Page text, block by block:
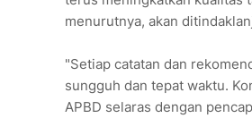
menurutnya, akan
"Setiap catatan dan
sungguh dan tepat waktu.
APBD selaras dengan